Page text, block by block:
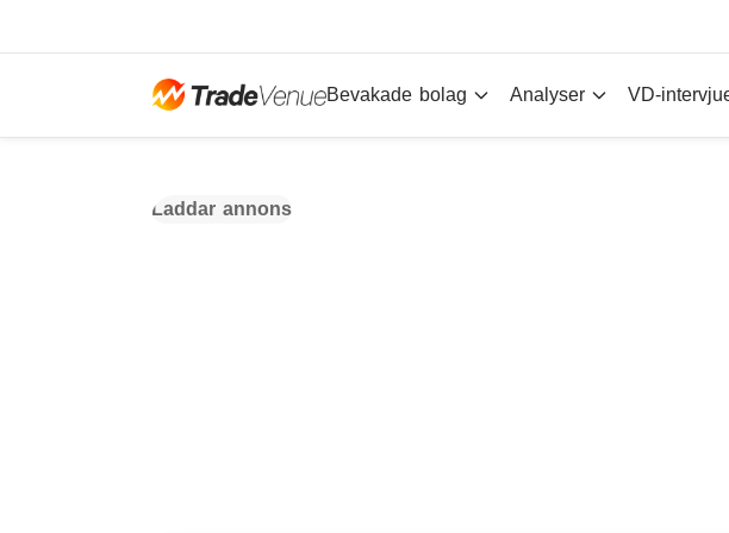
Bevakade bolag Analyser VD-
Laddar annons